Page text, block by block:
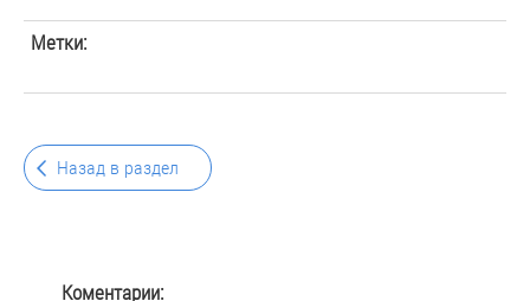
Метки:
Назад в раздел
Коментарии: